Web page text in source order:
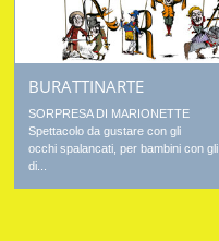
BURATTINARTE
SORPRESA DI MARIONETTE
Spettacolo da gustare con gli
occhi spalancati, per bambini con gli
di...